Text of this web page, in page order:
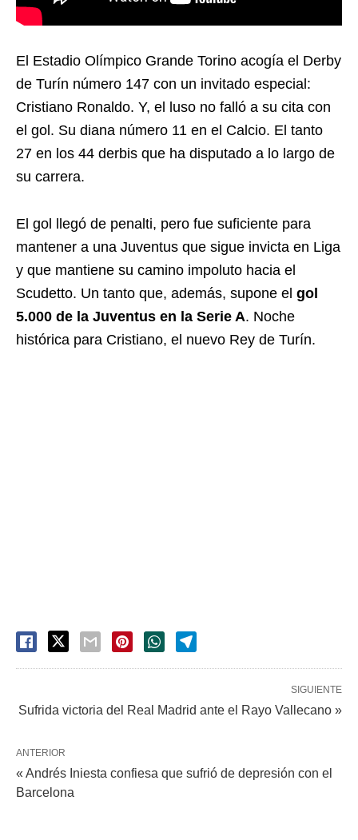
El Estadio Olímpico Grande Torino acogía el Derby
de Turín número 147 con un invitado especial:
Cristiano Ronaldo. Y, el luso no falló a su cita con
el gol. Su diana número 11 en el Calcio. El tanto
27 en los 44 derbis que ha disputado a lo largo de
su carrera.
El gol llegó de penalti, pero fue suficiente para
mantener a una Juventus que sigue invicta en Liga
y que mantiene su camino impoluto hacia el
Scudetto. Un tanto que, además, supone el gol
5.000 de la Juventus en la Serie A. Noche
histórica para Cristiano, el nuevo Rey de Turín.
SIGUIENTE
Sufrida victoria del Real Madrid ante el Rayo Vallecano »
ANTERIOR
« Andrés Iniesta confiesa que sufrió de depresión con el
Barcelona